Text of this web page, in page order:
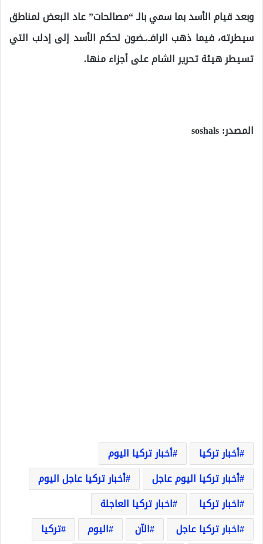
وبعد قيام الأسد بما سمي بالـ “مصالحات” عاد البعض لمناطق
سيطرته، فيما ذهب الرافـ.ـضون لحكم الأسد إلى إدلب التي
تسيطر هيئة تحرير الشام على أجزاء منها.
المصدر: soshals
أخبار تركيا
أخبار تركيا اليوم
أخبار تركيا اليوم عاجل
أخبار تركيا عاجل اليوم
اخبار تركيا
اخبار تركيا العاجلة
اخبار تركيا عاجل
الآن اليوم
تركيا